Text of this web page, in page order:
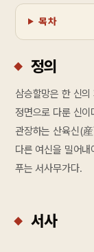
목차
정의
삼승할망은 한 신
정면으로 다룬 신이
관장하는 산육신(
다른 여신을 밀어내
푸는 서사무가다.
서사